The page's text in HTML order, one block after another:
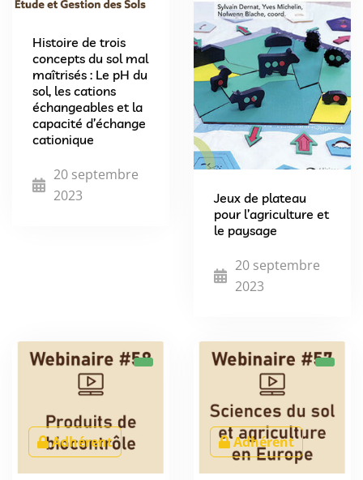
Histoire de trois
concepts du sol mal
maîtrisés : Le pH du
sol, les cations
échangeables et la
capacité d’échange
cationique
20 septembre
2023
Jeux de plateau
pour l’agriculture et
le paysage
20 septembre
2023
Adhérent Adhérent